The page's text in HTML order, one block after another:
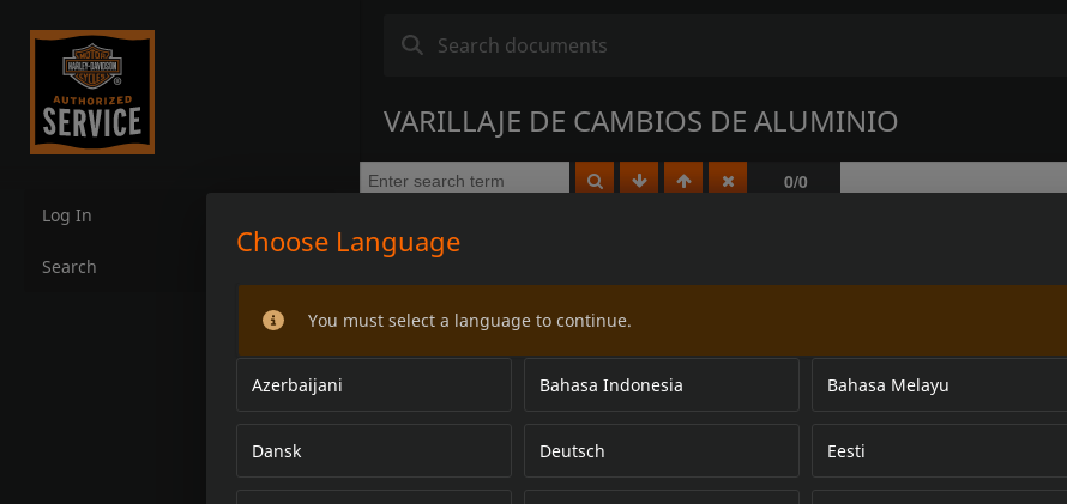
Log In
Search
VARILLAJE DE CAMBIOS DE ALUMINIO
Choose Language
You must select a language to continue.
Azerbaijani Bahasa Indonesia Bahasa Melayu
Dansk Deutsch Eesti